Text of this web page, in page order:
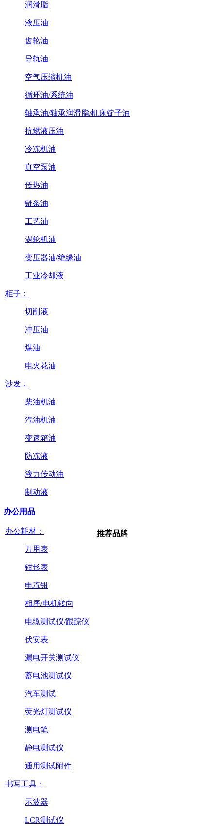
润滑脂
液压油
齿轮油
导轨油
空气压缩机油
循环油/系统油
轴承油/轴承润滑脂/机床锭子油
抗燃液压油
冷冻机油
真空泵油
传热油
链条油
工艺油
涡轮机油
变压器油/绝缘油
工业冷却液
柜子：
切削液
冲压油
煤油
电火花油
沙发：
柴油机油
汽油机油
变速箱油
防冻液
液力传动油
制动液
办公用品
办公耗材：
万用表
钳形表
电流钳
相序/电机转向
电缆测试仪/跟踪仪
伏安表
漏电开关测试仪
蓄电池测试仪
汽车测试
荧光灯测试仪
测电笔
静电测试仪
通用测试附件
书写工具：
示波器
LCR测试仪
推荐品牌